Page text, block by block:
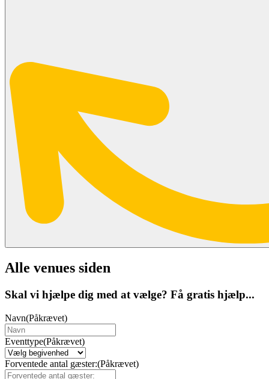
Alle venues siden
Skal vi hjælpe dig med at vælge? Få gratis hjælp...
Navn(Påkrævet)
Eventtype(Påkrævet)
Forventede antal gæster:(Påkrævet)